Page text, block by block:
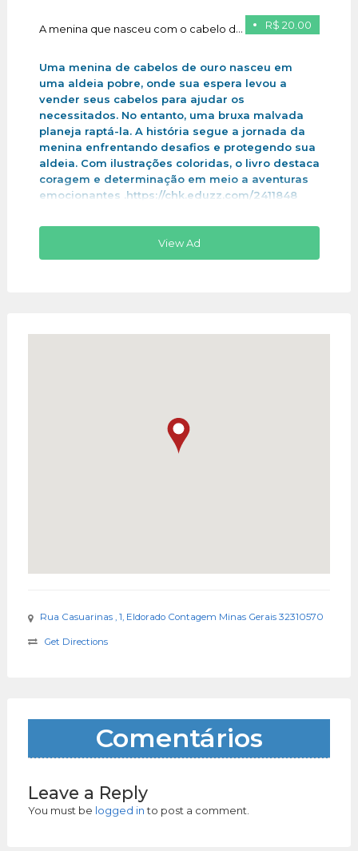
R$ 20.00
A menina que nasceu com o cabelo de ouro
Uma menina de cabelos de ouro nasceu em
uma aldeia pobre, onde sua espera levou a
vender seus cabelos para ajudar os
necessitados. No entanto, uma bruxa malvada
planeja raptá-la. A história segue a jornada da
menina enfrentando desafios e protegendo sua
aldeia. Com ilustrações coloridas, o livro destaca
coragem e determinação em meio a aventuras
emocionantes .https://chk.eduzz.com/2411848
View Ad
Rua Casuarinas , 1, Eldorado Contagem Minas Gerais 32310570
Get Directions
Comentários
Leave a Reply
You must be logged into post a comment.